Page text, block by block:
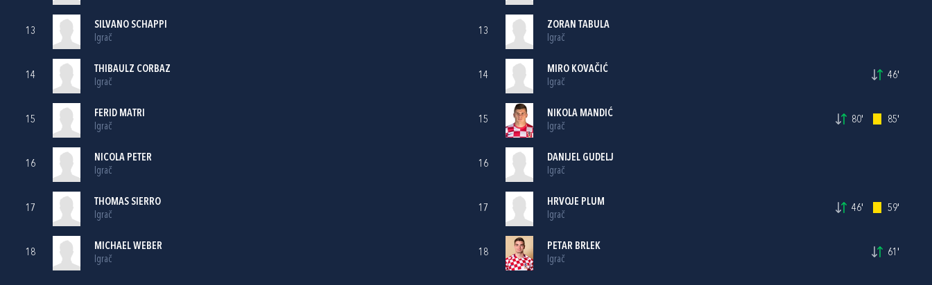
13
SILVANO SCHAPPI
Igrač
14
THIBAULZ CORBAZ
Igrač
15
FERID MATRI
Igrač
16
NICOLA PETER
Igrač
17
THOMAS SIERRO
Igrač
18
MICHAEL WEBER
Igrač
13
ZORAN TABULA
Igrač
14
MIRO KOVAČIĆ
Igrač
46'
15
NIKOLA MANDIĆ
Igrač
80' 85'
16
DANIJEL GUDELJ
Igrač
17
HRVOJE PLUM
Igrač
46' 59'
18
PETAR BRLEK
Igrač
61'